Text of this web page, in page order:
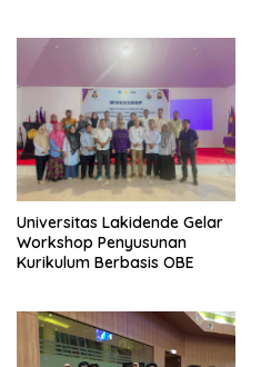
Universitas Lakidende Gelar
Workshop Penyusunan
Kurikulum Berbasis OBE